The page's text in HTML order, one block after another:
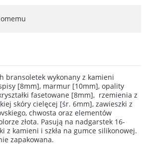
bransoletek wykonany z kamieni
[8mm], marmur [10mm], opality
fasetowane [8mm], rzemienia z
skóry cielęcej [śr. 6mm], zawieszki z
chwosta oraz elementów
złota. Pasują na nadgarstek 16-
z kamieni i szkła na gumce silikonowej.
zapakowana.